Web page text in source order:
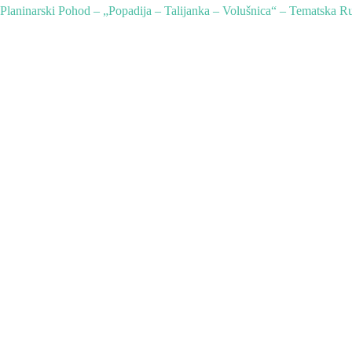
Planinarski Pohod – „Popadija – Talijanka – Volušnica“ – Tematska